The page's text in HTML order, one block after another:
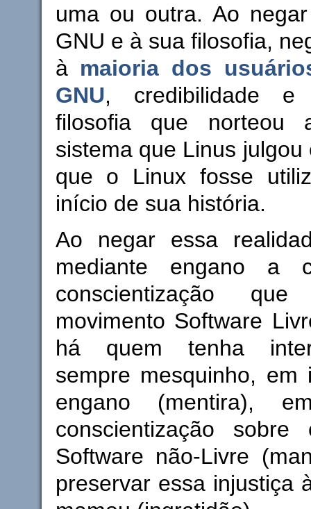
uma ou outra. Ao
GNU e à sua filosofia,
à maioria dos
GNU, credibilidade e
filosofia que norteou
sistema que Linus julgou
que o Linux fosse
início de sua história.
Ao negar essa
mediante engano a
conscientização
movimento Software
há quem tenha
sempre mesquinho, em
engano (mentira),
conscientização
Software não-Livre
preservar essa injustiça